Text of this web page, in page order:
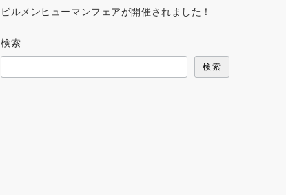
ビルメンヒューマンフェアが開催されました！
検索
検索